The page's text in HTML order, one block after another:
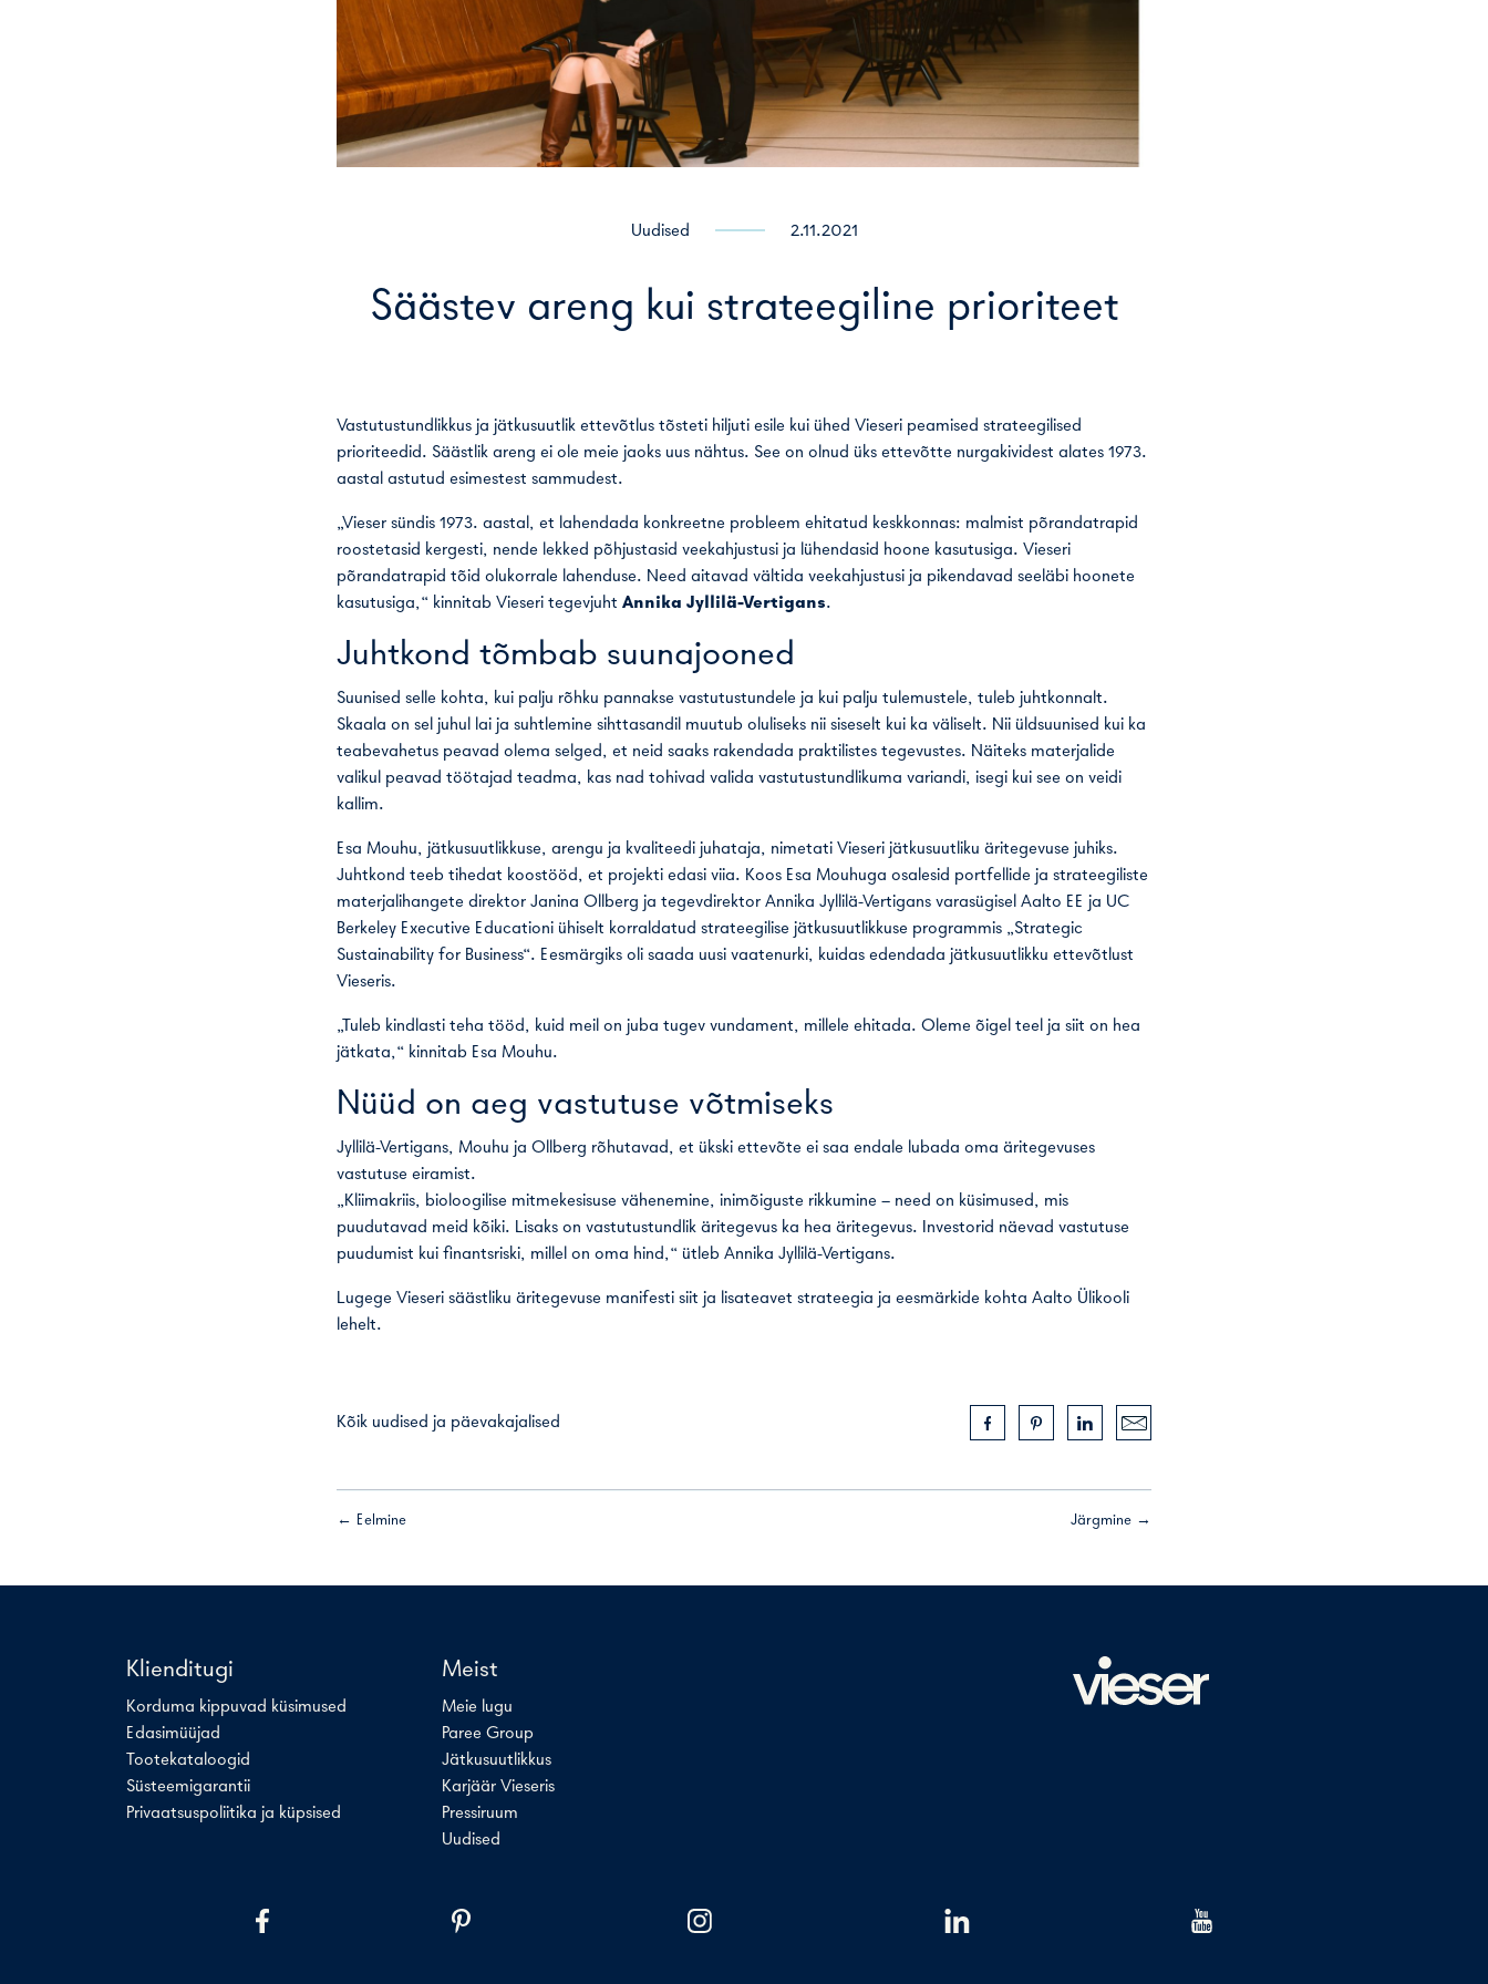
Uudised 2.11.2021
Säästev areng kui strateegiline prioriteet
Vastutustundlikkus ja jätkusuutlik ettevõtlus tõsteti hiljuti esile kui ühed Vieseri peamised strateegilised
prioriteedid. Säästlik areng ei ole meie jaoks uus nähtus. See on olnud üks ettevõtte nurgakividest alates 1973.
aastal astutud esimestest sammudest.
„Vieser sündis 1973. aastal, et lahendada konkreetne probleem ehitatud keskkonnas: malmist põrandatrapid
roostetasid kergesti, nende lekked põhjustasid veekahjustusi ja lühendasid hoone kasutusiga. Vieseri
põrandatrapid tõid olukorrale lahenduse. Need aitavad vältida veekahjustusi ja pikendavad seeläbi hoonete
kasutusiga,“ kinnitab Vieseri tegevjuht Annika Jyllilä-Vertigans.
Juhtkond tõmbab suunajooned
Suunised selle kohta, kui palju rõhku pannakse vastutustundele ja kui palju tulemustele, tuleb juhtkonnalt.
Skaala on sel juhul lai ja suhtlemine sihttasandil muutub oluliseks nii siseselt kui ka väliselt. Nii üldsuunised kui ka
teabevahetus peavad olema selged, et neid saaks rakendada praktilistes tegevustes. Näiteks materjalide
valikul peavad töötajad teadma, kas nad tohivad valida vastutustundlikuma variandi, isegi kui see on veidi
kallim.
Esa Mouhu, jätkusuutlikkuse, arengu ja kvaliteedi juhataja, nimetati Vieseri jätkusuutliku äritegevuse juhiks.
Juhtkond teeb tihedat koostööd, et projekti edasi viia. Koos Esa Mouhuga osalesid portfellide ja strateegiliste
materjalihangete direktor Janina Ollberg ja tegevdirektor Annika Jyllilä-Vertigans varasügisel Aalto EE ja UC
Berkeley Executive Educationi ühiselt korraldatud strateegilise jätkusuutlikkuse programmis „Strategic
Sustainability for Business“. Eesmärgiks oli saada uusi vaatenurki, kuidas edendada jätkusuutlikku ettevõtlust
Vieseris.
„Tuleb kindlasti teha tööd, kuid meil on juba tugev vundament, millele ehitada. Oleme õigel teel ja siit on hea
jätkata,“ kinnitab Esa Mouhu.
Nüüd on aeg vastutuse võtmiseks
Jyllilä-Vertigans, Mouhu ja Ollberg rõhutavad, et ükski ettevõte ei saa endale lubada oma äritegevuses
vastutuse eiramist.
„Kliimakriis, bioloogilise mitmekesisuse vähenemine, inimõiguste rikkumine – need on küsimused, mis
puudutavad meid kõiki. Lisaks on vastutustundlik äritegevus ka hea äritegevus. Investorid näevad vastutuse
puudumist kui finantsriski, millel on oma hind,“ ütleb Annika Jyllilä-Vertigans.
Lugege Vieseri säästliku äritegevuse manifesti siit ja lisateavet strateegia ja eesmärkide kohta Aalto Ülikooli
lehelt.
Kõik uudised ja päevakajalised
Järgmine →
← Eelmine
Klienditugi
Korduma kippuvad küsimused
Edasimüüjad
Tootekataloogid
Süsteemigarantii
Privaatsuspoliitika ja küpsised
Meist
Meie lugu
Paree Group
Jätkusuutlikkus
Karjäär Vieseris
Pressiruum
Uudised